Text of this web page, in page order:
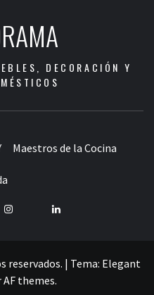
DECORACIÓN Y
Maestros de la Cocina
InstagramPinterestLinkedIn
reservados. | Tema: Elegant
AF themes.